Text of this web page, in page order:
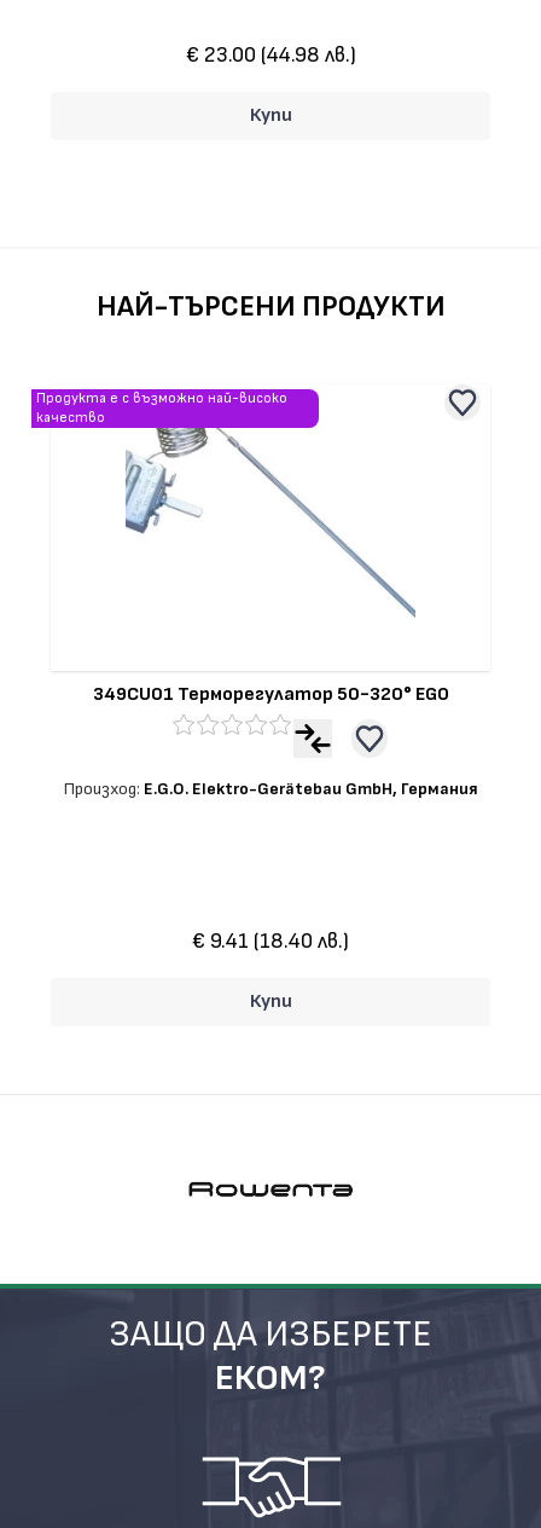
€ 23.00 (44.98 лв.)
Купи
НАЙ-ТЪРСЕНИ ПРОДУКТИ
349CU01 Терморегулатор 50-320° EGO
Произход: E.G.O. Elektro-Gerätebau GmbH, Германия
Продукта е с възможно най-високо
качество
€ 9.41 (18.40 лв.)
Купи
ЗАЩО ДА ИЗБЕРЕТЕ
ЕКОМ?